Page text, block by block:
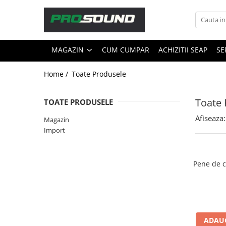
Magazin
Sonorizare / PA
Accesorii sonorizare, PA
Boxe Audio
Ecrane de difuzie
MAGAZIN CUM CUMPAR ACHIZITII SEAP
Home / Toate Produsele
Toate
TOATE PRODUSELE
Magazin
Import
Afiseaza:
Pene de